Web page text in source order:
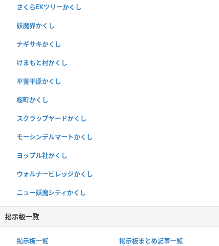
さくらEXツリーかくし
妖魔界かくし
ナギサキかくし
けまもと村かくし
平釜平原かくし
桜町かくし
スクラップヤードかくし
モーシンデルマートかくし
ヨップル社かくし
ウォルナービレッジかくし
ニュー妖魔シティかくし
掲示板一覧
掲示板一覧 掲示板まとめ記事一覧